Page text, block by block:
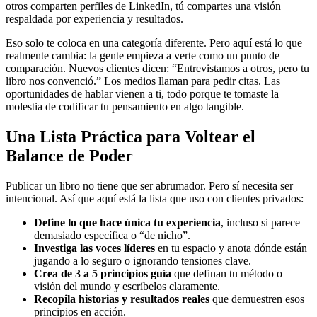
otros comparten perfiles de LinkedIn, tú compartes una visión
respaldada por experiencia y resultados.
Eso solo te coloca en una categoría diferente. Pero aquí está lo que
realmente cambia: la gente empieza a verte como un punto de
comparación. Nuevos clientes dicen: “Entrevistamos a otros, pero tu
libro nos convenció.” Los medios llaman para pedir citas. Las
oportunidades de hablar vienen a ti, todo porque te tomaste la
molestia de codificar tu pensamiento en algo tangible.
Una Lista Práctica para Voltear el
Balance de Poder
Publicar un libro no tiene que ser abrumador. Pero sí necesita ser
intencional. Así que aquí está la lista que uso con clientes privados:
Define lo que hace única tu experiencia, incluso si parece
demasiado específica o “de nicho”.
Investiga las voces líderes en tu espacio y anota dónde están
jugando a lo seguro o ignorando tensiones clave.
Crea de 3 a 5 principios guía que definan tu método o
visión del mundo y escríbelos claramente.
Recopila historias y resultados reales que demuestren esos
principios en acción.